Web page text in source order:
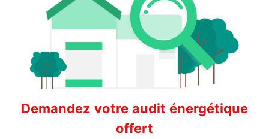
Demandez votre audit énergétique
offert